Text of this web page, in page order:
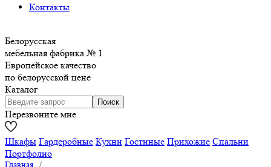
Контакты
Белорусская
мебельная фабрика № 1
Европейское качество
по белорусской цене
Каталог
Перезвоните мне
Шкафы Гардеробные Кухни Гостиные Прихожие Спальни
Портфолио
Главная /